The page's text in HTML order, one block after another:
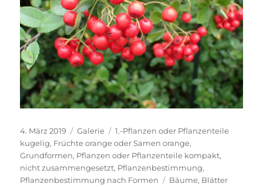
Veröffentlicht
am
4. März 2019 Format
Galerie Kategorien
1.-Pflanzen oder Pflanzenteile
kugelig, Früchte orange oder Samen orange,
Grundformen, Pflanzen oder Pflanzenteile kompakt,
nicht zusammengesetzt, Pflanzenbestimmung,
Pflanzenbestimmung nach Formen
Schlagwörter
Bäume, Blätter